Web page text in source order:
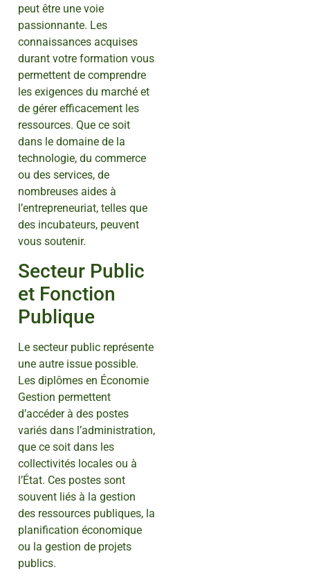
peut être une voie
passionnante. Les
connaissances acquises
durant votre formation vous
permettent de comprendre
les exigences du marché et
de gérer efficacement les
ressources. Que ce soit
dans le domaine de la
technologie, du commerce
ou des services, de
nombreuses aides à
l’entrepreneuriat, telles que
des incubateurs, peuvent
vous soutenir.
Secteur Public
et Fonction
Publique
Le secteur public représente
une autre issue possible.
Les diplômes en Économie
Gestion permettent
d’accéder à des postes
variés dans l’administration,
que ce soit dans les
collectivités locales ou à
l’État. Ces postes sont
souvent liés à la gestion
des ressources publiques, la
planification économique
ou la gestion de projets
publics.